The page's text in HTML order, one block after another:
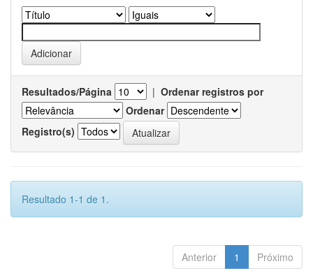
Resultados/Página | Ordenar registros por
Ordenar
Registro(s)
Resultado 1-1 de 1.
Anterior 1 Próximo